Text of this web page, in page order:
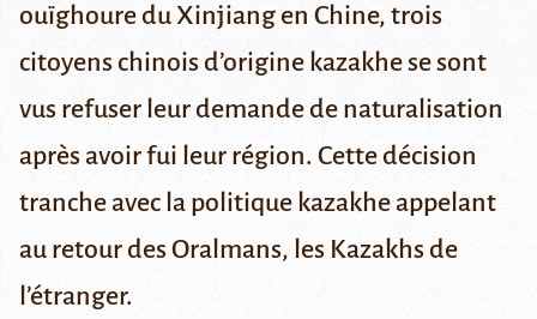
ouïghoure du Xinjiang en Chine, trois
citoyens chinois d’origine kazakhe se sont
vus refuser leur demande de naturalisation
après avoir fui leur région. Cette décision
tranche avec la politique kazakhe appelant
au retour des Oralmans, les Kazakhs de
l’étranger.